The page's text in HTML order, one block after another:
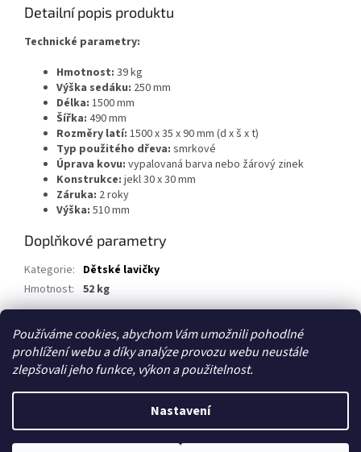
Používáme cookies, abychom Vám umožnili pohodlné
prohlížení webu a díky analýze provozu webu neustále
zlepšovali jeho funkce, výkon a použitelnost.
Nastavení
Detailní popis produktu
Technické parametry:
Hmotnost: 39 kg
Výška sedáku: 250 mm
Délka: 1500 mm
Šířka: 490 mm
Rozměry latí: 1500 x 35 x 90 mm (d x š x t)
Typ použitého dřeva: smrkové
Úprava kovu: vypalovaná barva nebo žárový zinek
Konstrukce: jekl 30 x 30 mm
Záruka: 2 roky
Výška: 510 mm
Doplňkové parametry
Kategorie: Dětské lavičky
Hmotnost: 52 kg
Vytvořil Shoptet